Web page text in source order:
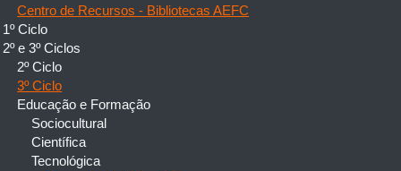
Centro de Recursos - Bibliotecas AEFC
1º Ciclo
2º e 3º Ciclos
2º Ciclo
3º Ciclo
Educação e Formação
Sociocultural
Científica
Tecnológica